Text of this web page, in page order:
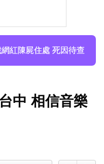
紅陳屍住處 死因待查
下大小事！
爾怒發132字聲明
中 相信音樂